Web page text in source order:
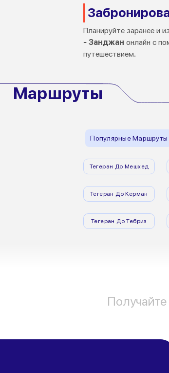
Планируйте заранее и
- Занджан онлайн с
путешествием.
Маршруты
Популярные Маршруты
Тегеран До Мешхед
Тегеран До Керман
Тегеран До Тебриз